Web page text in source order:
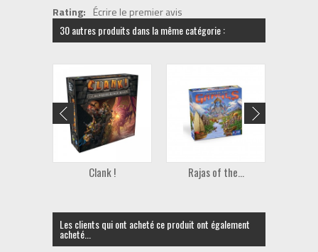
Rating: Écrire le premier avis
30 autres produits dans la même catégorie :
Clank ! Rajas of the...
Les clients qui ont acheté ce produit ont également
acheté...